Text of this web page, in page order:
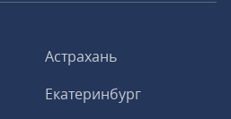
Астрахань
Екатеринбург